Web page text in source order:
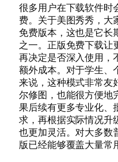
很多用户在下载软件时
费。关于美图秀秀，大
免费版本，这也是它长
之一。正版免费下载让
再决定是否深入使用，
额外成本。对于学生、
来说，这种模式非常友
尔修图，也能很方便地
果后续有更多专业化、
求，再根据实际情况升
也更加灵活。对大多数
版已经能够覆盖大量常